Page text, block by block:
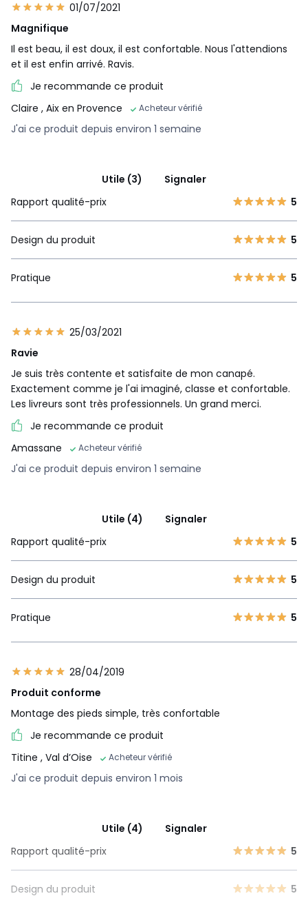
01/07/2021
Magnifique
Il est beau, il est doux, il est confortable. Nous l'attendions
et il est enfin arrivé. Ravis.
Je recommande ce produit
Claire , Aix en Provence Acheteur vérifié
J'ai ce produit depuis environ 1 semaine
Utile (3)
Signaler
Rapport qualité-prix
5
Design du produit 5
Pratique 5
25/03/2021
Ravie
Je suis très contente et satisfaite de mon canapé.
Exactement comme je l'ai imaginé, classe et confortable.
Les livreurs sont très professionnels. Un grand merci.
Je recommande ce produit
Amassane
Acheteur vérifié
J'ai ce produit depuis environ 1 semaine
Utile (4)
Signaler
Rapport qualité-prix
5
Design du produit 5
Pratique 5
28/04/2019
Produit conforme
Montage des pieds simple, très confortable
Je recommande ce produit
Titine , Val d’Oise Acheteur vérifié
J'ai ce produit depuis environ 1 mois
Utile (4)
Signaler
Rapport qualité-prix
5
Design du produit 5